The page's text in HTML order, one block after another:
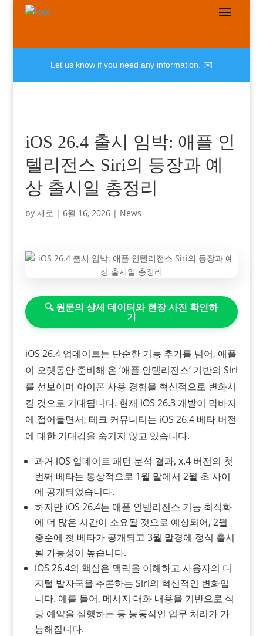
Let us know if you need any information. ✉️
iOS 26.4 출시 임박: 애플 인
텔리전스 Siri의 등장과 예
상 출시일 총정리
by 제로 | 6월 16, 2026| News
🔍 원문의 상세 데이터와 현장 사진 확인하
기
iOS 26.4 업데이트는 단순한 기능 추가를 넘어, 애플
이 오랫동안 준비해 온 ‘애플 인텔리전스’ 기반의 Siri
를 선보이며 아이폰 사용 경험을 혁신적으로 변화시
킬 것으로 기대됩니다. 현재 iOS 26.3 개발이 막바지
에 접어들면서, 테크 커뮤니티는 iOS 26.4 베타 버전
에 대한 기대감을 숨기지 않고 있습니다.
과거 iOS 업데이트 패턴 분석 결과, x.4 버전의 첫
번째 베타는 통상적으로 1월 말에서 2월 초 사이
에 공개되었습니다.
하지만 iOS 26.4는 애플 인텔리전스 기능 최적화
에 더 많은 시간이 소요될 것으로 예상되어, 2월
중순에 첫 베타가 공개되고 3월 말경에 정식 출시
될 가능성이 높습니다.
iOS 26.4의 핵심은 맥락을 이해하고 사용자의 디
지털 발자국을 추론하는 Siri의 혁신적인 변화입
니다. 예를 들어, 메시지 대화 내용을 기반으로 식
당 예약을 실행하는 등 능동적인 업무 처리가 가
능해집니다.